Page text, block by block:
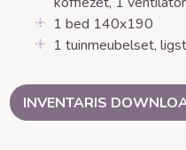
1 bed 140x190
1 tuinmeubelset,
INVENTARIS